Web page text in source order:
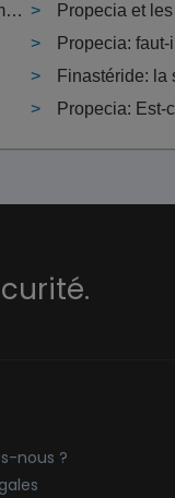
Est-ce que le Propecia traite la calvitie des femmes ?
Propecia et
Propecia:
Finastéride: la
Propecia: Est-
nous ?